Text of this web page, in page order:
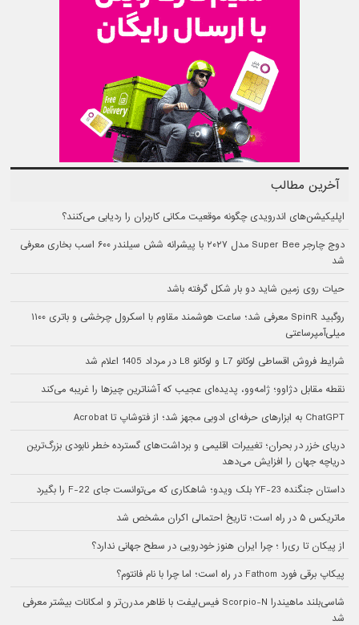
آخرین مطالب
اپلیکیشن‌های اندرویدی چگونه موقعیت مکانی کاربران را ردیابی می‌کنند؟
دوج چارجر Super Bee مدل ۲۰۲۷ با پیشرانه شش سیلندر ۶۰۰ اسب بخاری معرفی
شد
حیات روی زمین شاید دو بار شکل گرفته باشد
روگبید SpinR معرفی شد؛ ساعت هوشمند مقاوم با اسکرول چرخشی و باتری ۱۱۰۰
میلی‌آمپرساعتی
شرایط فروش اقساطی لوکانو L7 و لوکانو L8 در مرداد 1405 اعلام شد
نقطه مقابل دژاوو؛ ژامه‌وو، پدیده‌ای عجیب که آشناترین چیزها را غریبه می‌کند
ChatGPT به ابزارهای حرفه‌ای ادوبی مجهز شد؛ از فتوشاپ تا Acrobat
دریای خزر در بحران؛ تغییرات اقلیمی و برداشت‌های گسترده خطر نابودی بزرگ‌ترین
دریاچه جهان را افزایش می‌دهد
داستان جنگنده YF-23 بلک ویدو؛ شاهکاری که می‌توانست جای F-22 را بگیرد
ماتریکس ۵ در راه است؛ تاریخ احتمالی اکران مشخص شد
از پیکان تا ری‌را ؛ چرا ایران هنوز خودرویی در سطح جهانی ندارد؟
پیکاپ برقی فورد Fathom در راه است؛ اما چرا با نام فانتوم؟
شاسی‌بلند ماهیندرا Scorpio-N فیس‌لیفت با ظاهر مدرن‌تر و امکانات بیشتر معرفی
شد